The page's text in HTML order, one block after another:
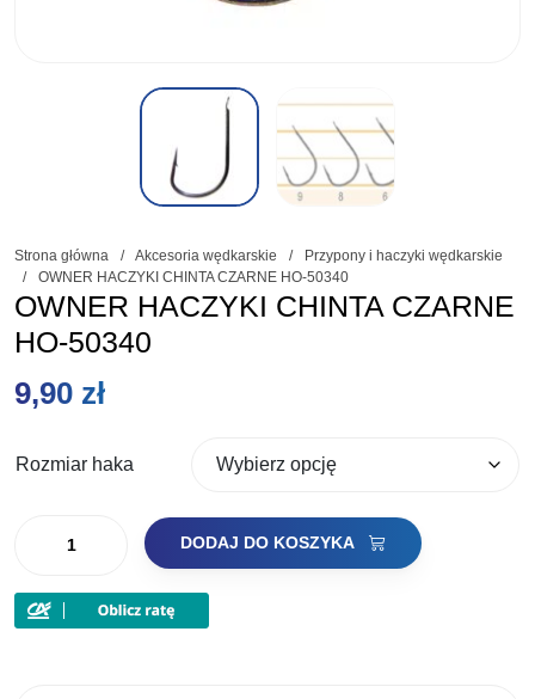
Strona główna / Akcesoria wędkarskie /
Przypony i haczyki wędkarskie
/
OWNER HACZYKI CHINTA CZARNE HO-50340
OWNER HACZYKI CHINTA CZARNE
HO-50340
9,90 zł
Rozmiar haka
CHINTA
DODAJ DO KOSZYKA